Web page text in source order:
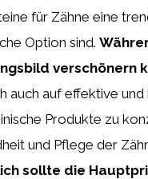
für Zähne eine
Option sind.
verschönern
auch auf effektive
Produkte zu
und Pflege der
sollte die